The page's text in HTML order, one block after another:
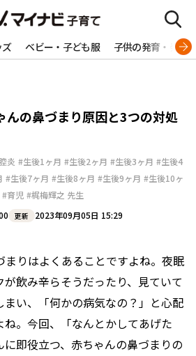
ベビー・子ども服 子供の発育・発達
んの鼻づまり原因と3つの対処
炎 #生後1ヶ月 #生後2ヶ月 #生後3ヶ月 #生後4
#生後7ヶ月 #生後8ヶ月 #生後9ヶ月 #生後10ヶ
#育児 #梶梅輝之 先生
更新 2023年09月05日 15:29
まりはよくあることですよね。夜眠
飲み辛らそうだったり、見ていて
まい、「何かの病気なの？」と心配
ね。今回、「なんとかしてあげた
に即役立つ、赤ちゃんの鼻づまりの